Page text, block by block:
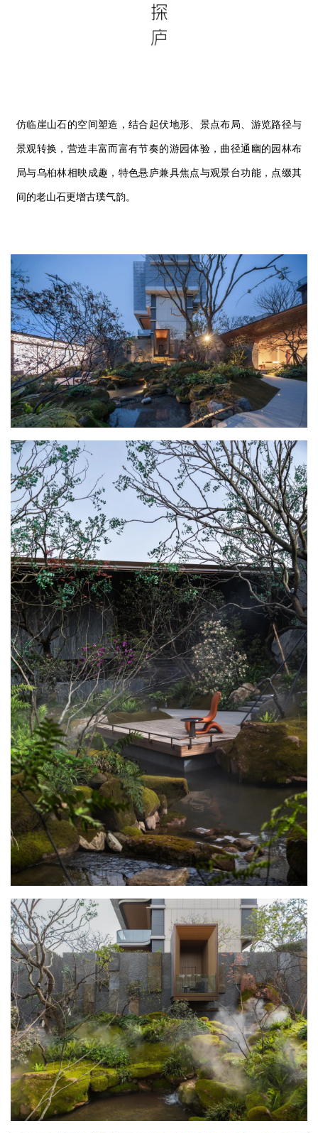
仿临崖山石的空间塑造，结合起伏地形、景点布局、游览路径与
景观转换，营造丰富而富有节奏的游园体验，曲径通幽的园林布
局与乌桕林相映成趣，特色悬庐兼具焦点与观景台功能，点缀其
间的老山石更增古璞气韵。